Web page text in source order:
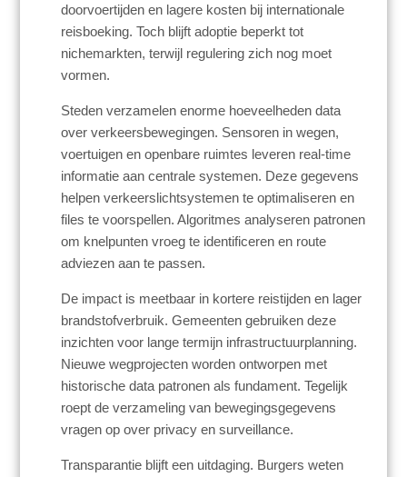
doorvoertijden en lagere kosten bij internationale
reisboeking. Toch blijft adoptie beperkt tot
nichemarkten, terwijl regulering zich nog moet
vormen.
Steden verzamelen enorme hoeveelheden data
over verkeersbewegingen. Sensoren in wegen,
voertuigen en openbare ruimtes leveren real-time
informatie aan centrale systemen. Deze gegevens
helpen verkeerslichtsystemen te optimaliseren en
files te voorspellen. Algoritmes analyseren patronen
om knelpunten vroeg te identificeren en route
adviezen aan te passen.
De impact is meetbaar in kortere reistijden en lager
brandstofverbruik. Gemeenten gebruiken deze
inzichten voor lange termijn infrastructuurplanning.
Nieuwe wegprojecten worden ontworpen met
historische data patronen als fundament. Tegelijk
roept de verzameling van bewegingsgegevens
vragen op over privacy en surveillance.
Transparantie blijft een uitdaging. Burgers weten